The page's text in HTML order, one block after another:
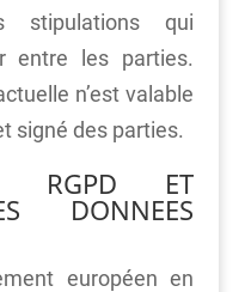
stipulations qui
entre les parties.
n’est valable
signé des parties.
RGPD ET
DONNEES
européen en